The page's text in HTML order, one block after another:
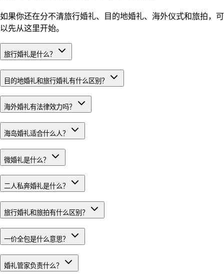
如果你还在分不清旅行婚礼、目的地婚礼、海外仪式和旅拍，可
以先从这里开始。
旅行婚礼是什么？
目的地婚礼和旅行婚礼有什么区别？
海外婚礼有法律效力吗？
海岛婚礼适合什么人？
微婚礼是什么？
二人私奔婚礼是什么？
旅行婚礼和旅拍有什么区别？
一价全包是什么意思？
婚礼管家负责什么？